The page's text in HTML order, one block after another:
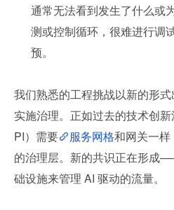
通常无法看到发生了什么或
测或控制循环，很难进行调
预。
我们熟悉的工程挑战以新的形
实施治理。正如过去的技术创
PI）需要
服务网格和网关一样
的治理层。新的共识正在形成
础设施来管理 AI 驱动的流量。